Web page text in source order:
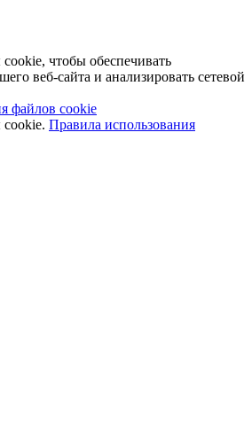
чтобы обеспечивать
веб-сайта и анализировать сетевой
файлов cookie
Правила использования